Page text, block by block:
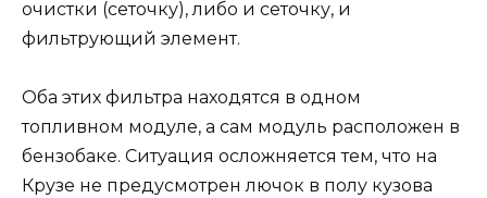
очистки (сеточку), либо и сеточку, и
фильтрующий элемент.
Оба этих фильтра находятся в одном
топливном модуле, а сам модуль расположен в
бензобаке. Ситуация осложняется тем, что на
Крузе не предусмотрен лючок в полу кузова